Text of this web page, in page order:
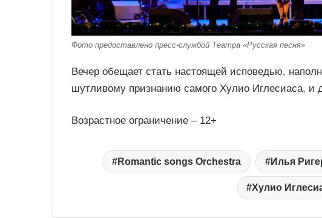
Фото предоставлено пресс-службой Театра «Русская песня»
Вечер обещает стать настоящей исповедью,
шутливому признанию самого Хулио Иглесиаса, и
Возрастное ограничение – 12+
Romantic songs Orchestra Илья
Хулио